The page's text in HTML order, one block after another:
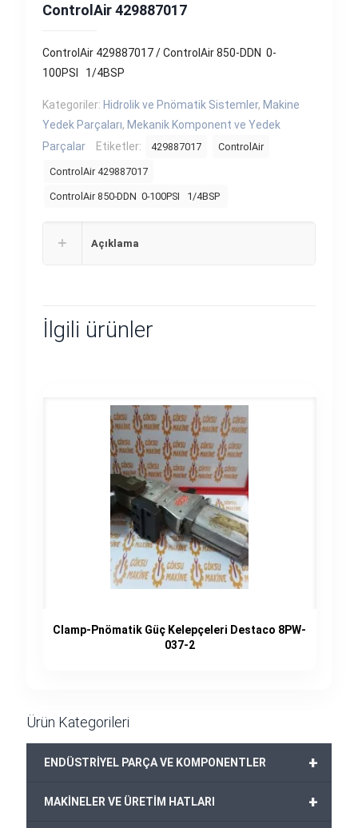
ControlAir 429887017
ControlAir 429887017 / ControlAir 850-DDN 0-
100PSI 1/4BSP
Kategoriler: Hidrolik ve Pnömatik Sistemler, Makine
Yedek Parçaları, Mekanik Komponent ve Yedek
Parçalar
Etiketler: 429887017 ControlAir
ControlAir 429887017
ControlAir 850-DDN 0-100PSI 1/4BSP
Açıklama
İlgili ürünler
Clamp-Pnömatik Güç Kelepçeleri Destaco 8PW-
037-2
Ürün Kategorileri
+
ENDÜSTRİYEL PARÇA VE KOMPONENTLER
+
MAKİNELER VE ÜRETİM HATLARI